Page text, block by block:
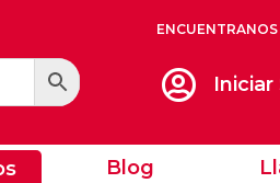
ENCUENTRANOS
 Iniciar
Blog
Llamar ✆